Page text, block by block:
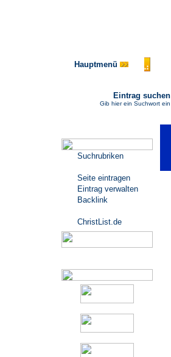
Hauptmenü
Eintrag suchen
Gib hier ein Suchwort ein
Suchrubriken
Seite eintragen
Eintrag verwalten
Backlink
ChristList.de